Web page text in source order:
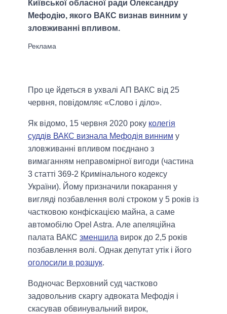
Київської обласної ради Олександру
Мефодію, якого ВАКС визнав винним у
зловживанні впливом.
Про це йдеться в ухвалі АП ВАКС від 25
червня, повідомляє «Слово і діло».
Як відомо, 15 червня 2020 року колегія
суддів ВАКС визнала Мефодія винним у
зловживанні впливом поєднано з
вимаганням неправомірної вигоди (частина
3 статті 369-2 Кримінального кодексу
України). Йому призначили покарання у
вигляді позбавлення волі строком у 5 років із
частковою конфіскацією майна, а саме
автомобілю Opel Astra. Але апеляційна
палата ВАКС зменшила вирок до 2,5 років
позбавлення волі. Однак депутат утік і його
оголосили в розшук.
Водночас Верховний суд частково
задовольнив скаргу адвоката Мефодія і
скасував обвинувальний вирок,